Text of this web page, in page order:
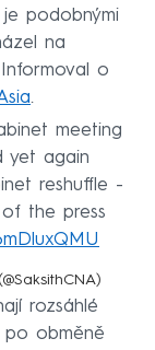
podobnými
na
o
.
meeting
yet again
reshuffle -
the press
rozsáhlé
po obměně